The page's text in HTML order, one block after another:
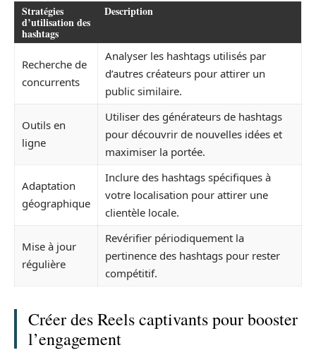
Stratégies
d’utilisation des
hashtags
Description
Recherche de
concurrents
Analyser les hashtags utilisés par
d’autres créateurs pour attirer un
public similaire.
Outils en
ligne
Utiliser des générateurs de hashtags
pour découvrir de nouvelles idées et
maximiser la portée.
Adaptation
géographique
Inclure des hashtags spécifiques à
votre localisation pour attirer une
clientèle locale.
Mise à jour
régulière
Revérifier périodiquement la
pertinence des hashtags pour rester
compétitif.
Créer des Reels captivants pour booster
l’engagement